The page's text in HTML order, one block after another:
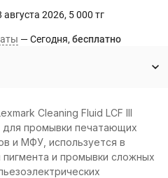
августа 2026 5 000 тг
Сегодня Бесплатно
Cleaning Fluid LCF III
промывки печатающих
и МФУ, используется в
и промывки сложных